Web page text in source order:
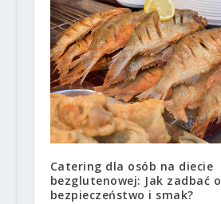
Catering dla osób na diecie
bezglutenowej: Jak zadbać o
bezpieczeństwo i smak?